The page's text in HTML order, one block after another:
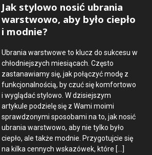
Jak stylowo nosić ubrania
warstwowo, aby było ciepło
i modnie?
Ubrania warstwowe to klucz do sukcesu w
chłodniejszych miesiącach. Często
zastanawiamy się, jak połączyć modę z
funkcjonalnością, by czuć się komfortowo
i wyglądać stylowo. W dzisiejszym
artykule podzielę się z Wami moimi
sprawdzonymi sposobami na to, jak nosić
ubrania warstwowo, aby nie tylko było
ciepło, ale także modnie. Przygotujcie się
na kilka cennych wskazówek, które […]